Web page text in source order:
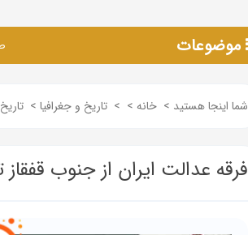
موضوعات
شما اینجا هستید > خانه >
> تاریخ و جغرافیا > تاریخ
فرقه عدالت ایران از جنوب